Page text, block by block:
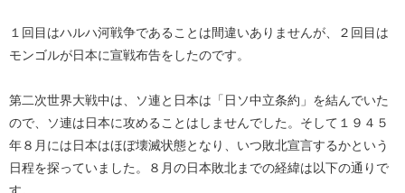
１回目はハルハ河戦争であることは間違いありませんが、２回目は
モンゴルが日本に宣戦布告をしたのです。
第二次世界大戦中は、ソ連と日本は「日ソ中立条約」を結んでいた
ので、ソ連は日本に攻めることはしませんでした。そして１９４５
年８月には日本はほぼ壊滅状態となり、いつ敗北宣言するかという
日程を探っていました。８月の日本敗北までの経緯は以下の通りで